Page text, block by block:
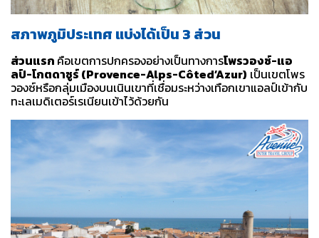
สภาพภูมิประเทศ แบ่งได้เป็น 3 ส่วน
ส่วนแรก คือเขตการปกครองอย่างเป็นทางการโพรวองซ์-แอ
ลป์-โกตดาซูร์ (Provence-Alps-Côted’Azur) เป็นเขตโพร
วองซ์หรือกลุ่มเมืองบนเนินเขาที่เชื่อมระหว่างเทือกเขาแอลป์เข้ากับ
ทะเลเมดิเตอร์เรเนียนเข้าไว้ด้วยกัน